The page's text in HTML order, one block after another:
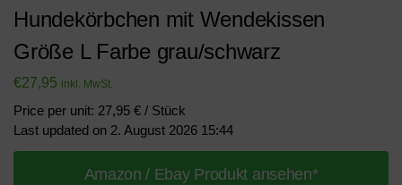
Hundekörbchen mit Wendekissen
Größe L Farbe grau/schwarz
€27,95 inkl. MwSt.
Price per unit: 27,95 € / Stück
Last updated on 2. August 2026 15:44
Amazon / Ebay Produkt ansehen*